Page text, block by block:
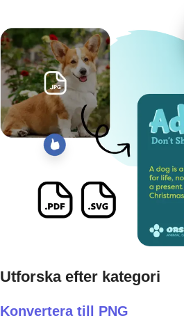
Utforska efter kategori
Konvertera till PNG